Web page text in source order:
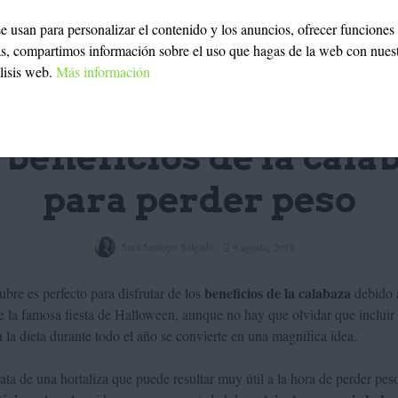
beneficios de la
para perder peso
es perfecto para disfrutar de los beneficios de la calabaza debido
la famosa fiesta de Halloween, aunque no hay que olvidar que incluir
la dieta durante todo el año se convierte en una magnífica idea.
de una hortaliza que puede resultar muy útil a la hora de perder
usan para personalizar el contenido y los anuncios, ofrecer
compartimos información sobre el uso que hagas de la web con
web. Más información